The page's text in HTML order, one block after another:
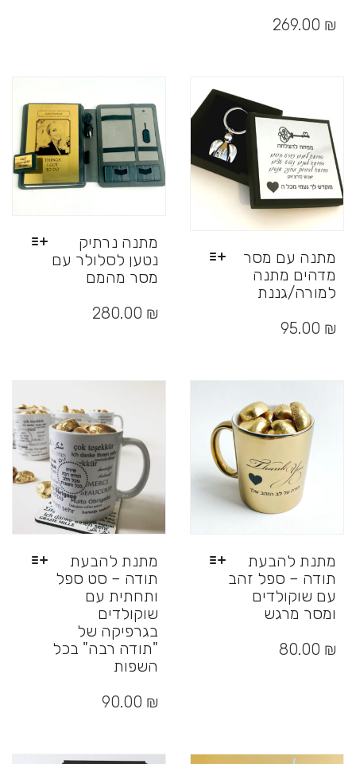
זה
את
האפשרויות
בעמוד
המוצר
269.00 ₪
מתנה נרתיק
נטען לסלולר עם
מסר מהמם
זה
האפשרויות
בעמוד
המוצר
280.00 ₪
מתנה עם מסר
מדהים מתנה
למורה/גננת
זה
האפשרויות
95.00 ₪
מתנת להבעת
תודה – סט ספל
ותחתית עם
שוקולדים
בגרפיקה של
"תודה רבה" בכל
השפות
זה 90.00 ₪
מתנת להבעת
תודה – ספל זהב
עם שוקולדים
ומסר מרגש
זה
האפשרויות
80.00 ₪